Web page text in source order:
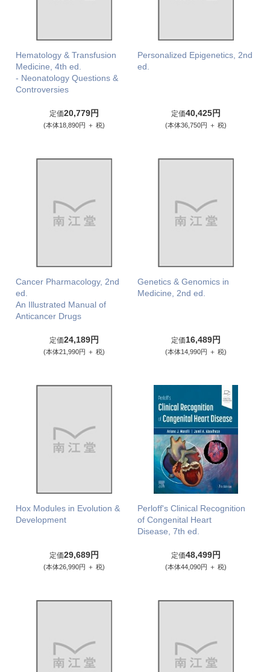
Hematology & Transfusion
Medicine, 4th ed.
- Neonatology Questions &
Controversies
定価20,779円
(本体18,890円 ＋ 税)
Personalized Epigenetics, 2nd
ed.
定価40,425円
(本体36,750円 ＋ 税)
Cancer Pharmacology, 2nd
ed.
An Illustrated Manual of
Anticancer Drugs
定価24,189円
(本体21,990円 ＋ 税)
Genetics & Genomics in
Medicine, 2nd ed.
定価16,489円
(本体14,990円 ＋ 税)
Hox Modules in Evolution &
Development
定価29,689円
(本体26,990円 ＋ 税)
Perloff's Clinical Recognition
of Congenital Heart
Disease, 7th ed.
定価48,499円
(本体44,090円 ＋ 税)